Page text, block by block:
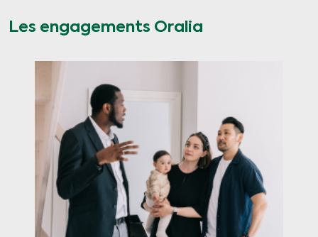
Les engagements Oralia